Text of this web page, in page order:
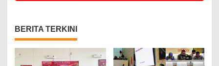
BERITA TERKINI